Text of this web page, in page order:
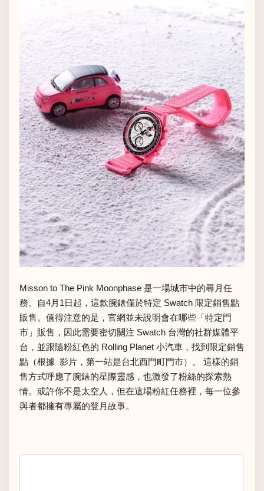
Misson to The Pink Moonphase 是一場城市中的尋月任
務。自4月1日起，這款腕錶僅於特定 Swatch 限定銷售點
販售。值得注意的是，官網並未說明會在哪些「特定門
市」販售，因此需要密切關注 Swatch 台灣的社群媒體平
台，並跟隨粉紅色的 Rolling Planet 小汽車，找到限定銷售
點（根據 影片，第一站是台北西門町門市）。 這樣的銷
售方式呼應了腕錶的星際靈感，也激發了粉絲的探索熱
情。或許你不是太空人，但在這場粉紅任務裡，每一位參
與者都擁有專屬的登月故事。